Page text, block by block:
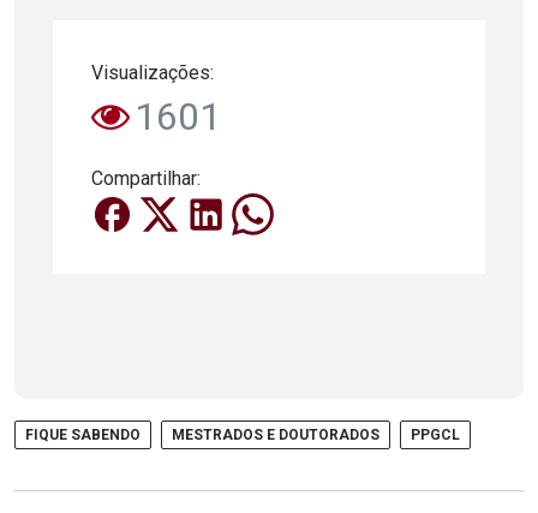
Visualizações:
1601
Compartilhar:
FIQUE SABENDO MESTRADOS E DOUTORADOS PPGCL